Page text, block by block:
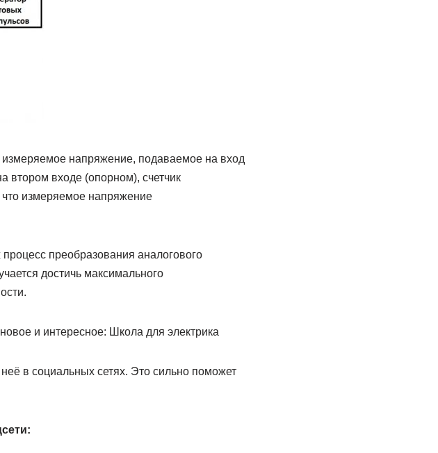
напряжение, подаваемое на вход
втором входе (опорном), счетчик
что измеряемое напряжение
преобразования аналогового
достичь максимального
и интересное: Школа для электрика
в социальных сетях. Это сильно поможет